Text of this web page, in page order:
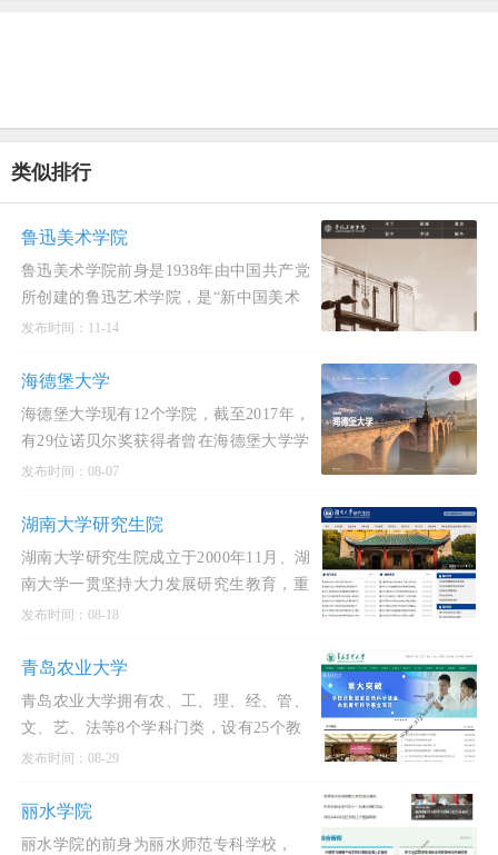
类似排行
鲁迅美术学院
鲁迅美术学院前身是1938年由中国共产党
所创建的鲁迅艺术学院，是“新中国美术
的摇篮”，毛泽东同志亲笔题写了校名
发布时间：11-14
海德堡大学
海德堡大学现有12个学院，截至2017年，
有29位诺贝尔奖获得者曾在海德堡大学学
习，任教或从事工作，其中11位教授在海
发布时间：08-07
湖南大学研究生院
湖南大学研究生院成立于2000年11月、湖
南大学一贯坚持大力发展研究生教育，重
视高层次人才的培养，早在上个世纪四十
发布时间：08-18
青岛农业大学
青岛农业大学拥有农、工、理、经、管、
文、艺、法等8个学科门类，设有25个教
学院部，81个本科专业，14个硕士学位授
发布时间：08-29
丽水学院
丽水学院的前身为丽水师范专科学校，